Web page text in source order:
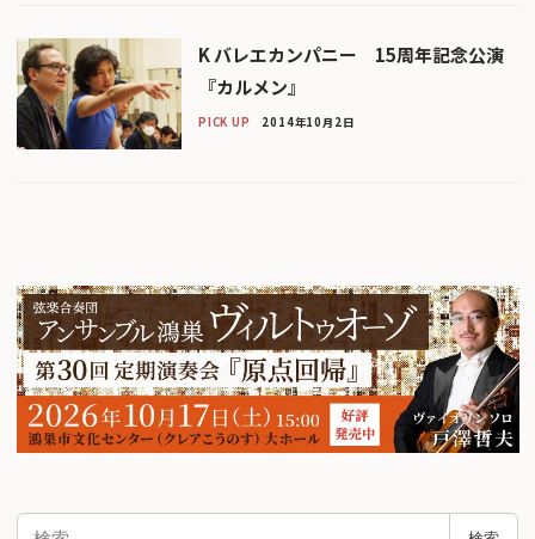
K バレエカンパニー 15周年記念公演
『カルメン』
PICK UP 2014年10月2日